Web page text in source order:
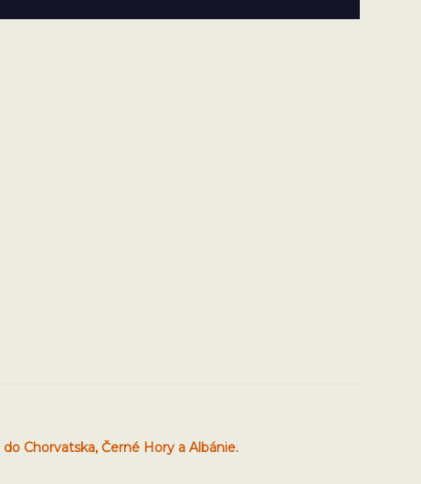
do Chorvatska, Černé Hory a Albánie.